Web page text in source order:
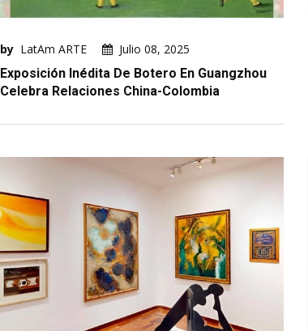
by LatAm ARTE
Julio 08, 2025
Exposición Inédita De Botero En Guangzhou
Celebra Relaciones China-Colombia